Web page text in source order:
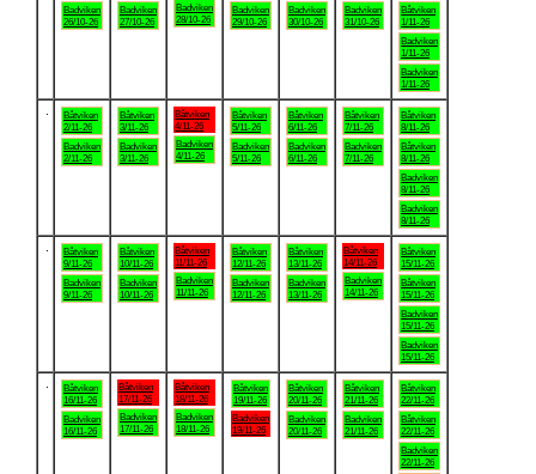
Badviken
26/10-26
Badviken
27/10-26
Badviken
28/10-26
Badviken
29/10-26
Badviken
30/10-26
Badviken
31/10-26
Båtviken
1/11-26
Badviken
1/11-26
Badviken
1/11-26
Båtviken
2/11-26
Badviken
2/11-26
Båtviken
3/11-26
Badviken
3/11-26
Båtviken
4/11-26
Badviken
4/11-26
Båtviken
5/11-26
Badviken
5/11-26
Båtviken
6/11-26
Badviken
6/11-26
Båtviken
7/11-26
Badviken
7/11-26
Båtviken
8/11-26
Båtviken
8/11-26
Badviken
8/11-26
Badviken
8/11-26
Båtviken
9/11-26
Badviken
9/11-26
Båtviken
10/11-26
Badviken
10/11-26
Båtviken
11/11-26
Badviken
11/11-26
Båtviken
12/11-26
Badviken
12/11-26
Båtviken
13/11-26
Badviken
13/11-26
Båtviken
14/11-26
Badviken
14/11-26
Båtviken
15/11-26
Båtviken
15/11-26
Badviken
15/11-26
Badviken
15/11-26
Båtviken
16/11-26
Badviken
16/11-26
Båtviken
17/11-26
Badviken
17/11-26
Båtviken
18/11-26
Badviken
18/11-26
Båtviken
19/11-26
Badviken
19/11-26
Båtviken
20/11-26
Badviken
20/11-26
Båtviken
21/11-26
Badviken
21/11-26
Båtviken
22/11-26
Båtviken
22/11-26
Badviken
22/11-26